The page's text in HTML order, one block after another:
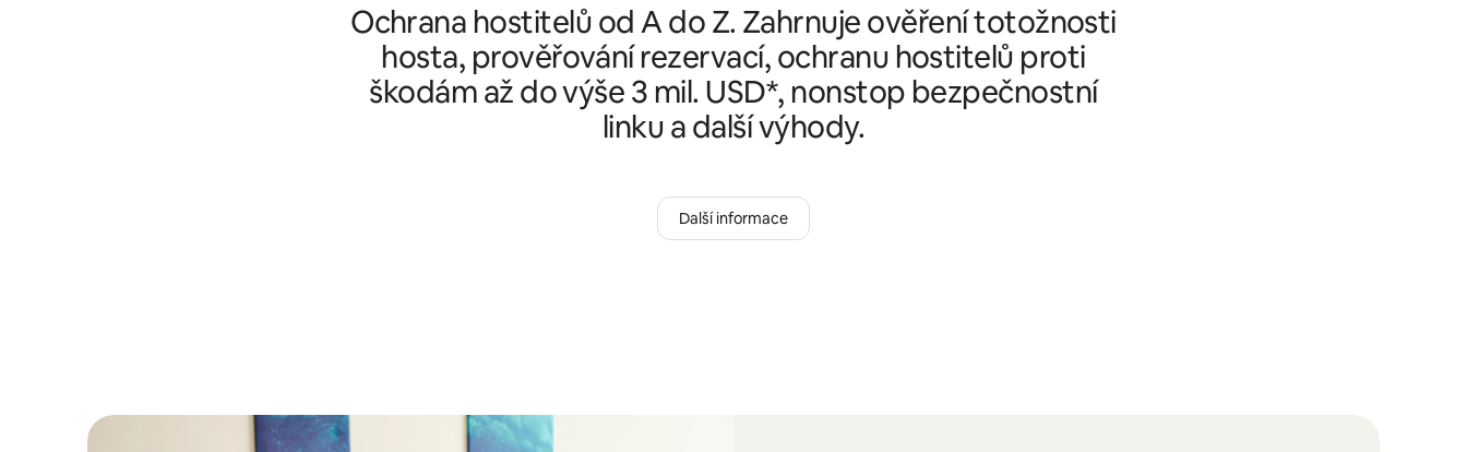
Ochrana hostitelů od A do Z. Zahrnuje ověření totožnosti
hosta, prověřování rezervací, ochranu hostitelů proti
škodám až do výše 3 mil. USD*, nonstop bezpečnostní
linku a další výhody.
Další informace